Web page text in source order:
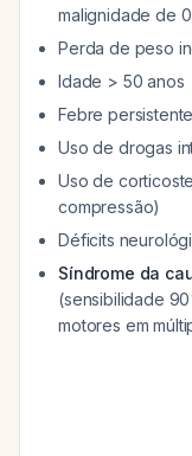
malignidade de
Perda de peso
Idade > 50 anos
Febre
Uso de drogas
Uso de
compressão)
Déficits
Síndrome da
(sensibilidade
motores em